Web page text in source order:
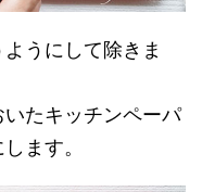
うにして除きま
たキッチンペーパ
ます。